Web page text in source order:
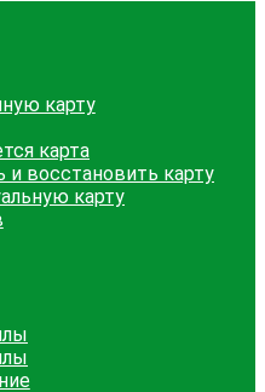
карту
карта
и восстановить карту
карту